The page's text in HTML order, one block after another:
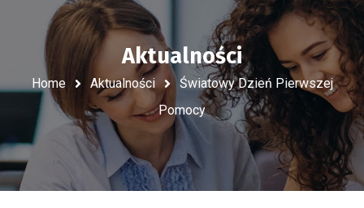
Aktualności
Home Aktualności
Światowy Dzień Pierwszej
Pomocy